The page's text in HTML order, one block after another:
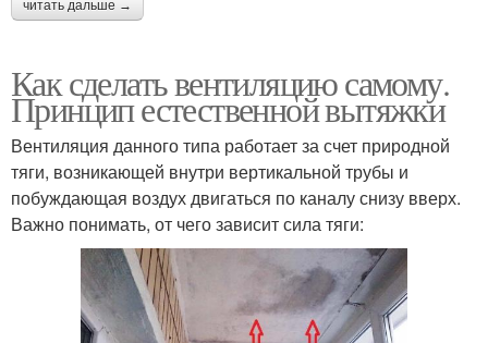
читать дальше →
Как сделать вентиляцию самому.
Принцип естественной вытяжки
Вентиляция данного типа работает за счет природной
тяги, возникающей внутри вертикальной трубы и
побуждающая воздух двигаться по каналу снизу вверх.
Важно понимать, от чего зависит сила тяги: